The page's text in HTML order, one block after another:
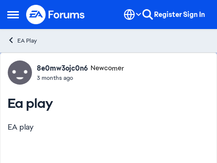
Open Side Menu
Skip to content RegisterSign In
EA Play
Forum Discussion
8e0mw3ojc0n6 Newcomer
3 months ago
Ea play
EA play